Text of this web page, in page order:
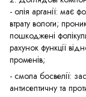
- олія арганії: має
втрату вологи;
пошкоджені
рахунок функції
променів;
- смола босвелії:
антисептичну та